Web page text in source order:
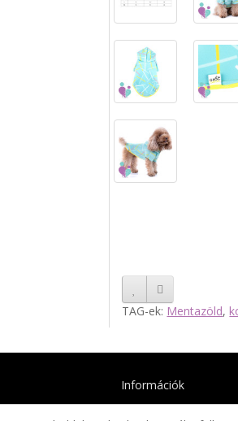
TAG-ek: Mentazöld,
Információk
Mérettáblázat